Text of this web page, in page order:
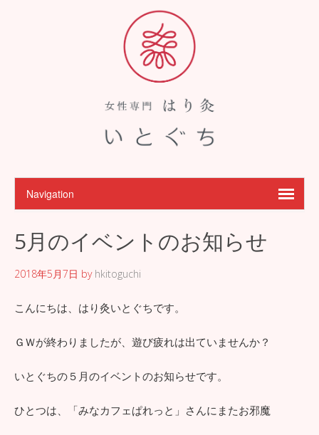
5月のイベントのお知らせ
2018年5月7日 by hkitoguchi
こんにちは、はり灸いとぐちです。
ＧＷが終わりましたが、遊び疲れは出ていませんか？
いとぐちの５月のイベントのお知らせです。
ひとつは、「みなカフェぱれっと」さんにまたお邪魔